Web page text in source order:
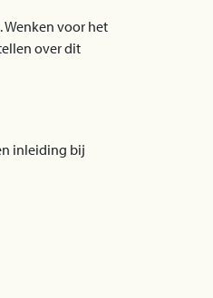
Wenken voor het
over dit
inleiding bij